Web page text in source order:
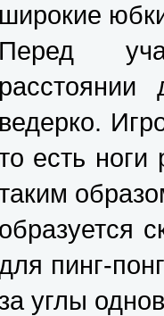
широкие
Перед
расстоянии
ведерко.
есть
образуется
пинг-
углы